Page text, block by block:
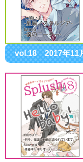
vol.18 2017年11